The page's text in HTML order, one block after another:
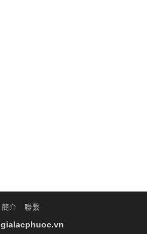
簡介 聯繫
gialacphuoc.vn